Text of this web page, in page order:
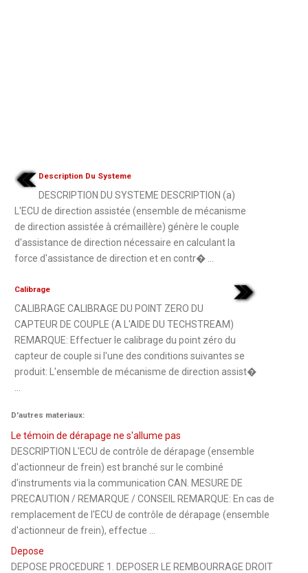
Description Du Systeme
DESCRIPTION DU SYSTEME DESCRIPTION (a)
L'ECU de direction assistée (ensemble de mécanisme
de direction assistée à crémaillère) génère le couple
d'assistance de direction nécessaire en calculant la
force d'assistance de direction et en contr� ...
Calibrage
CALIBRAGE CALIBRAGE DU POINT ZERO DU
CAPTEUR DE COUPLE (A L'AIDE DU TECHSTREAM)
REMARQUE: Effectuer le calibrage du point zéro du
capteur de couple si l'une des conditions suivantes se
produit: L'ensemble de mécanisme de direction assist�
D'autres materiaux:
Le témoin de dérapage ne s'allume pas
DESCRIPTION L'ECU de contrôle de dérapage (ensemble
d'actionneur de frein) est branché sur le combiné
d'instruments via la communication CAN. MESURE DE
PRECAUTION / REMARQUE / CONSEIL REMARQUE: En cas de
remplacement de l'ECU de contrôle de dérapage (ensemble
d'actionneur de frein), effectue ...
Depose
DEPOSE PROCEDURE 1. DEPOSER LE REMBOURRAGE DROIT